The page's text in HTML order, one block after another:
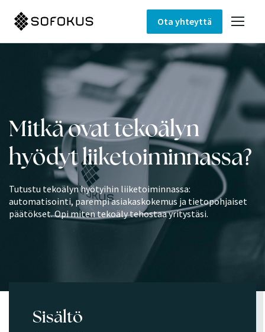
Ota yhteyttä
Mitkä ovat tekoälyn
hyödyt liiketoiminnassa?
Tutustu tekoälyn hyötyihin liiketoiminnassa:
automatisointi, parempi asiakaskokemus ja tietopohjaiset
päätökset. Opi miten tekoäly tehostaa yritystäsi.
Sisältö